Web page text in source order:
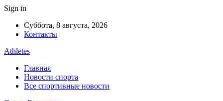
Sign in
Суббота, 8 августа, 2026
Контакты
Athletes
Главная
Новости спорта
Все спортивные новости